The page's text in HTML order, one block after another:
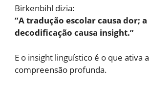
Birkenbihl dizia:
“A tradução escolar causa dor; a
decodificação causa insight.”
E o insight linguístico é o que ativa a
compreensão profunda.